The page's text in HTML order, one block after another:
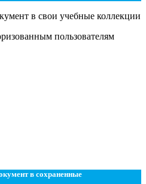
в свои учебные коллекции
пользователям
в сохраненные